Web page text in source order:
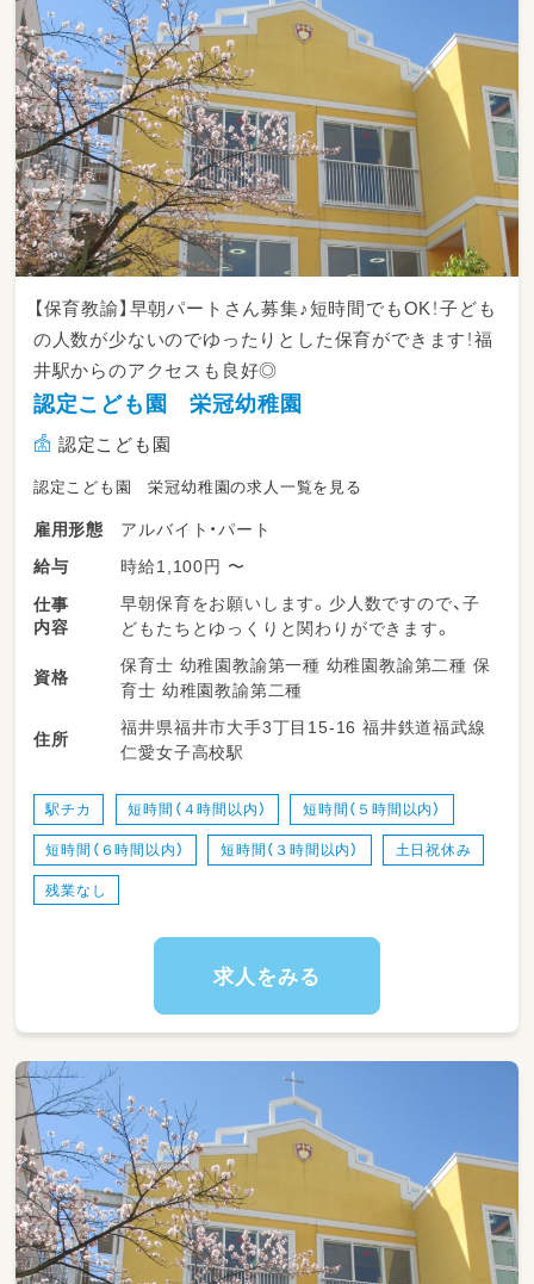
【保育教諭】早朝パートさん募集♪短時間でもOK！子ども
の人数が少ないのでゆったりとした保育ができます！福
井駅からのアクセスも良好◎
認定こども園 栄冠幼稚園
認定こども園
認定こども園 栄冠幼稚園の求人一覧を見る
雇用形態
アルバイト・パート
給与
時給1,100円 〜
仕事
内容
早朝保育をお願いします。少人数ですので、子
どもたちとゆっくりと関わりができます。
資格
保育士 幼稚園教諭第一種 幼稚園教諭第二種 保
育士 幼稚園教諭第二種
住所
福井県福井市大手3丁目15-16 福井鉄道福武線
仁愛女子高校駅
駅チカ 短時間（４時間以内） 短時間（５時間以内）
短時間（６時間以内） 短時間（３時間以内） 土日祝休み
残業なし
求人をみる